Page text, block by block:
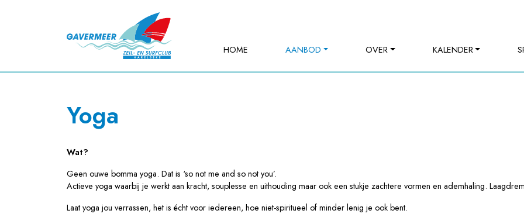
HOME AANBOD OVER KALENDER
Yoga
Wat?
Geen ouwe bomma yoga. Dat is ‘so not me and so not you’.
Actieve yoga waarbij je werkt aan kracht, souplesse en uithouding maar ook een stukje zachtere vormen en ademhaling.
Laat yoga jou verrassen, het is écht voor iedereen, hoe niet-spiritueel of minder lenig je ook bent.